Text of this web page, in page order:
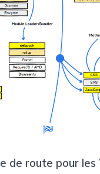
de route pour les